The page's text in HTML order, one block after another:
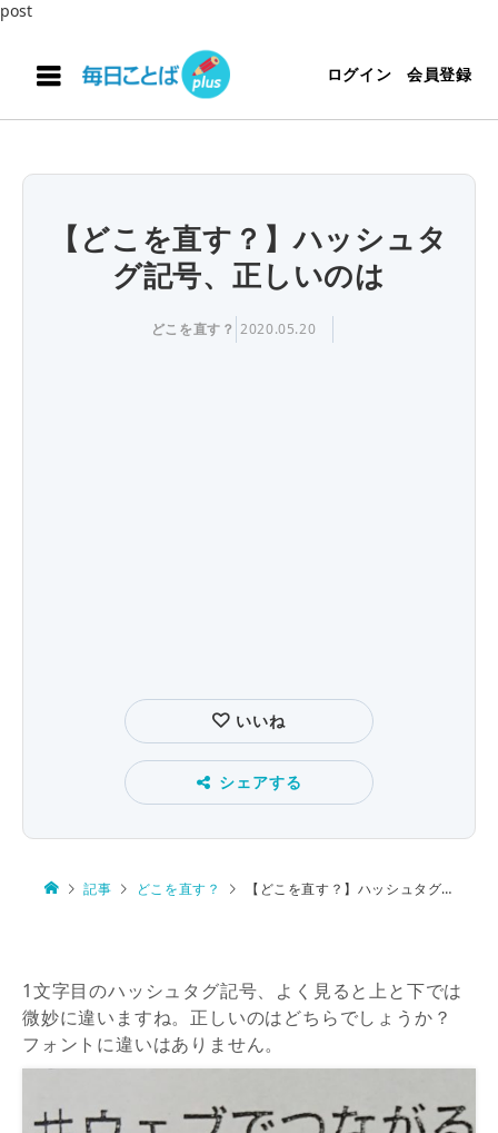
post
ログイン 会員登録
【どこを直す？】ハッシュタ
グ記号、正しいのは
どこを直す？ 2020.05.20
いいね
シェアする
記事 どこを直す？ 【どこを直す？】ハッシュタグ記号、正しいのは
1文字目のハッシュタグ記号、よく見ると上と下では
微妙に違いますね。正しいのはどちらでしょうか？
フォントに違いはありません。